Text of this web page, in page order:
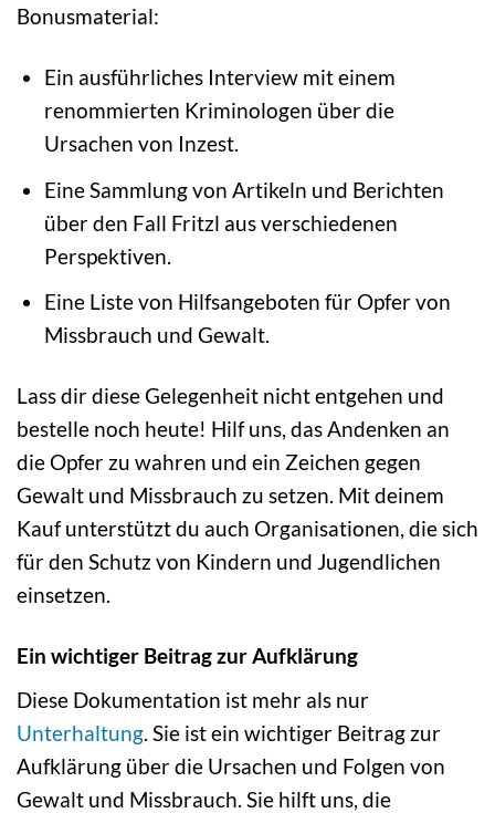
Bonusmaterial:
Ein ausführliches Interview mit einem
renommierten Kriminologen über die
Ursachen von Inzest.
Eine Sammlung von Artikeln und Berichten
über den Fall Fritzl aus verschiedenen
Perspektiven.
Eine Liste von Hilfsangeboten für Opfer von
Missbrauch und Gewalt.
Lass dir diese Gelegenheit nicht entgehen und
bestelle noch heute! Hilf uns, das Andenken an
die Opfer zu wahren und ein Zeichen gegen
Gewalt und Missbrauch zu setzen. Mit deinem
Kauf unterstützt du auch Organisationen, die sich
für den Schutz von Kindern und Jugendlichen
einsetzen.
Ein wichtiger Beitrag zur Aufklärung
Diese Dokumentation ist mehr als nur
Unterhaltung. Sie ist ein wichtiger Beitrag zur
Aufklärung über die Ursachen und Folgen von
Gewalt und Missbrauch. Sie hilft uns, die